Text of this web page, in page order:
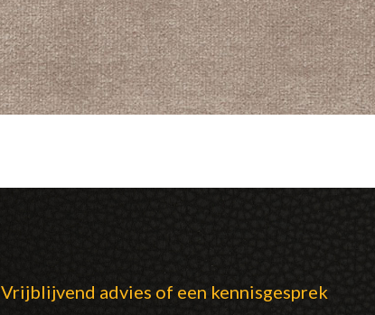
Vrijblijvend advies of een kennisgesprek